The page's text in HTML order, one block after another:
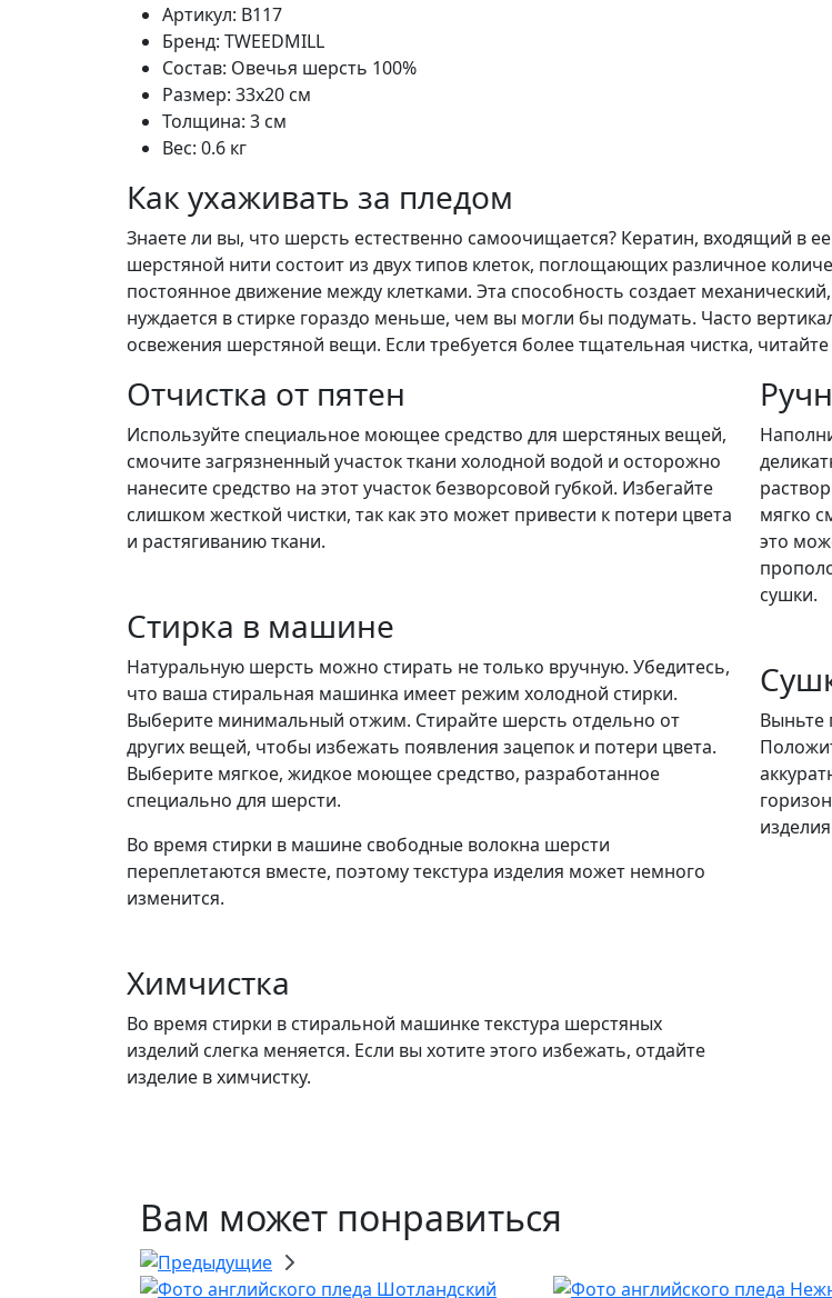
Артикул: B117
Бренд: TWEEDMILL
Состав: Овечья шерсть 100%
Размер: 33x20 см
Толщина: 3 см
Вес: 0.6 кг
Как ухаживать за пледом
Знаете ли вы, что шерсть естественно самоочищается? Кератин, входящий в
шерстяной нити состоит из двух типов клеток, поглощающих различное
постоянное движение между клетками. Эта способность создает
нуждается в стирке гораздо меньше, чем вы могли бы подумать. Часто
освежения шерстяной вещи. Если требуется более тщательная чистка,
Отчистка от пятен
Используйте специальное моющее средство для шерстяных вещей,
смочите загрязненный участок ткани холодной водой и осторожно
нанесите средство на этот участок безворсовой губкой. Избегайте
слишком жесткой чистки, так как это может привести к потери цвета
и растягиванию ткани.
Стирка в машине
Натуральную шерсть можно стирать не только вручную. Убедитесь,
что ваша стиральная машинка имеет режим холодной стирки.
Выберите минимальный отжим. Стирайте шерсть отдельно от
других вещей, чтобы избежать появления зацепок и потери цвета.
Выберите мягкое, жидкое моющее средство, разработанное
специально для шерсти.
Во время стирки в машине свободные волокна шерсти
переплетаются вместе, поэтому текстура изделия может немного
изменится.
Химчистка
Во время стирки в стиральной машинке текстура шерстяных
изделий слегка меняется. Если вы хотите этого избежать, отдайте
изделие в химчистку.
мягко
это
сушки.
Выньте
Вам может понравиться